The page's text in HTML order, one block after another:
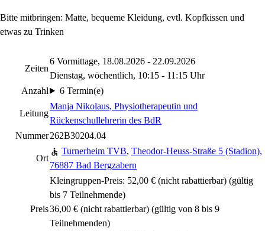
Bitte mitbringen: Matte, bequeme Kleidung, evtl. Kopfkissen und
etwas zu Trinken
Zeiten
6 Vormittage, 18.08.2026 - 22.09.2026
Dienstag, wöchentlich, 10:15 - 11:15 Uhr
Anzahl
6 Termin(e)
Leitung
Manja Nikolaus, Physiotherapeutin und
Rückenschullehrerin des BdR
Nummer262B30204.04
Ort
Turnerheim TVB, Theodor-Heuss-Straße 5 (Stadion),
76887 Bad Bergzabern
Preis
Kleingruppen-Preis: 52,00 € (nicht rabattierbar) (gültig
bis 7 Teilnehmende)
36,00 € (nicht rabattierbar) (gültig von 8 bis 9
Teilnehmenden)